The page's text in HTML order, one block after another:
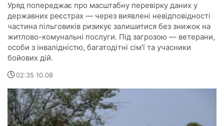
Уряд попереджає про масштабну перевірку даних у
державних реєстрах — через виявлені невідповідності
частина пільговиків ризикує залишитися без знижок на
житлово-комунальні послуги. Під загрозою — ветерани,
особи з інвалідністю, багатодітні сім'ї та учасники
бойових дій.
02:35 10.08